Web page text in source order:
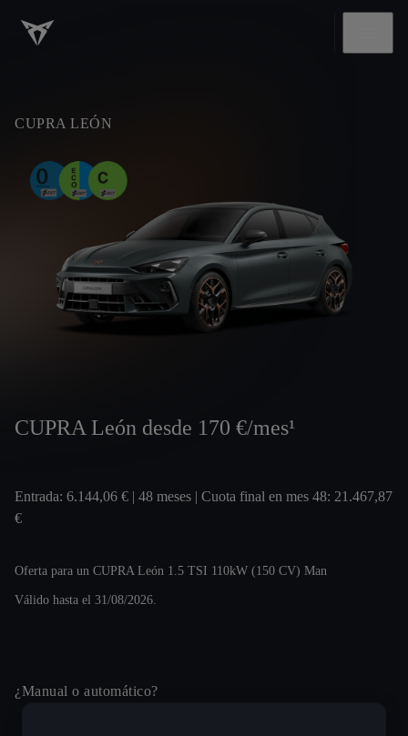
CUPRA LEÓN
CUPRA León desde 170 €/mes¹
Entrada: 6.144,06 € | 48 meses | Cuota final en mes 48: 21.467,87
€
Oferta para un CUPRA León 1.5 TSI 110kW (150 CV) Man
Válido hasta el 31/08/2026.
¿Manual o automático?
Escribe una ciudad, un código postal o una dirección